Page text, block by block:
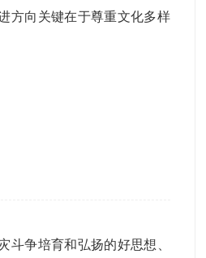
方向关键在于尊重文化多样
斗争培育和弘扬的好思想、